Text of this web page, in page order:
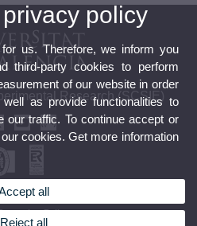
Research (SCSIE)
board
Policy
policy
us. Therefore, we inform you
third-party cookies to perform
of our website in order
as provide functionalities to
our traffic. To continue accept or
cookies. Get more information
all
Reject all